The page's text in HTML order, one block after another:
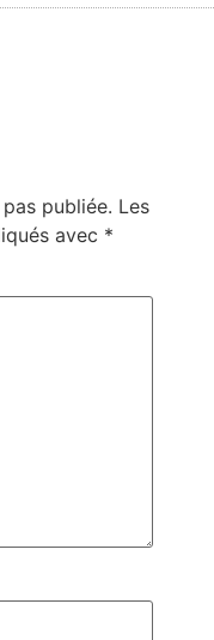
publiée. Les
avec *